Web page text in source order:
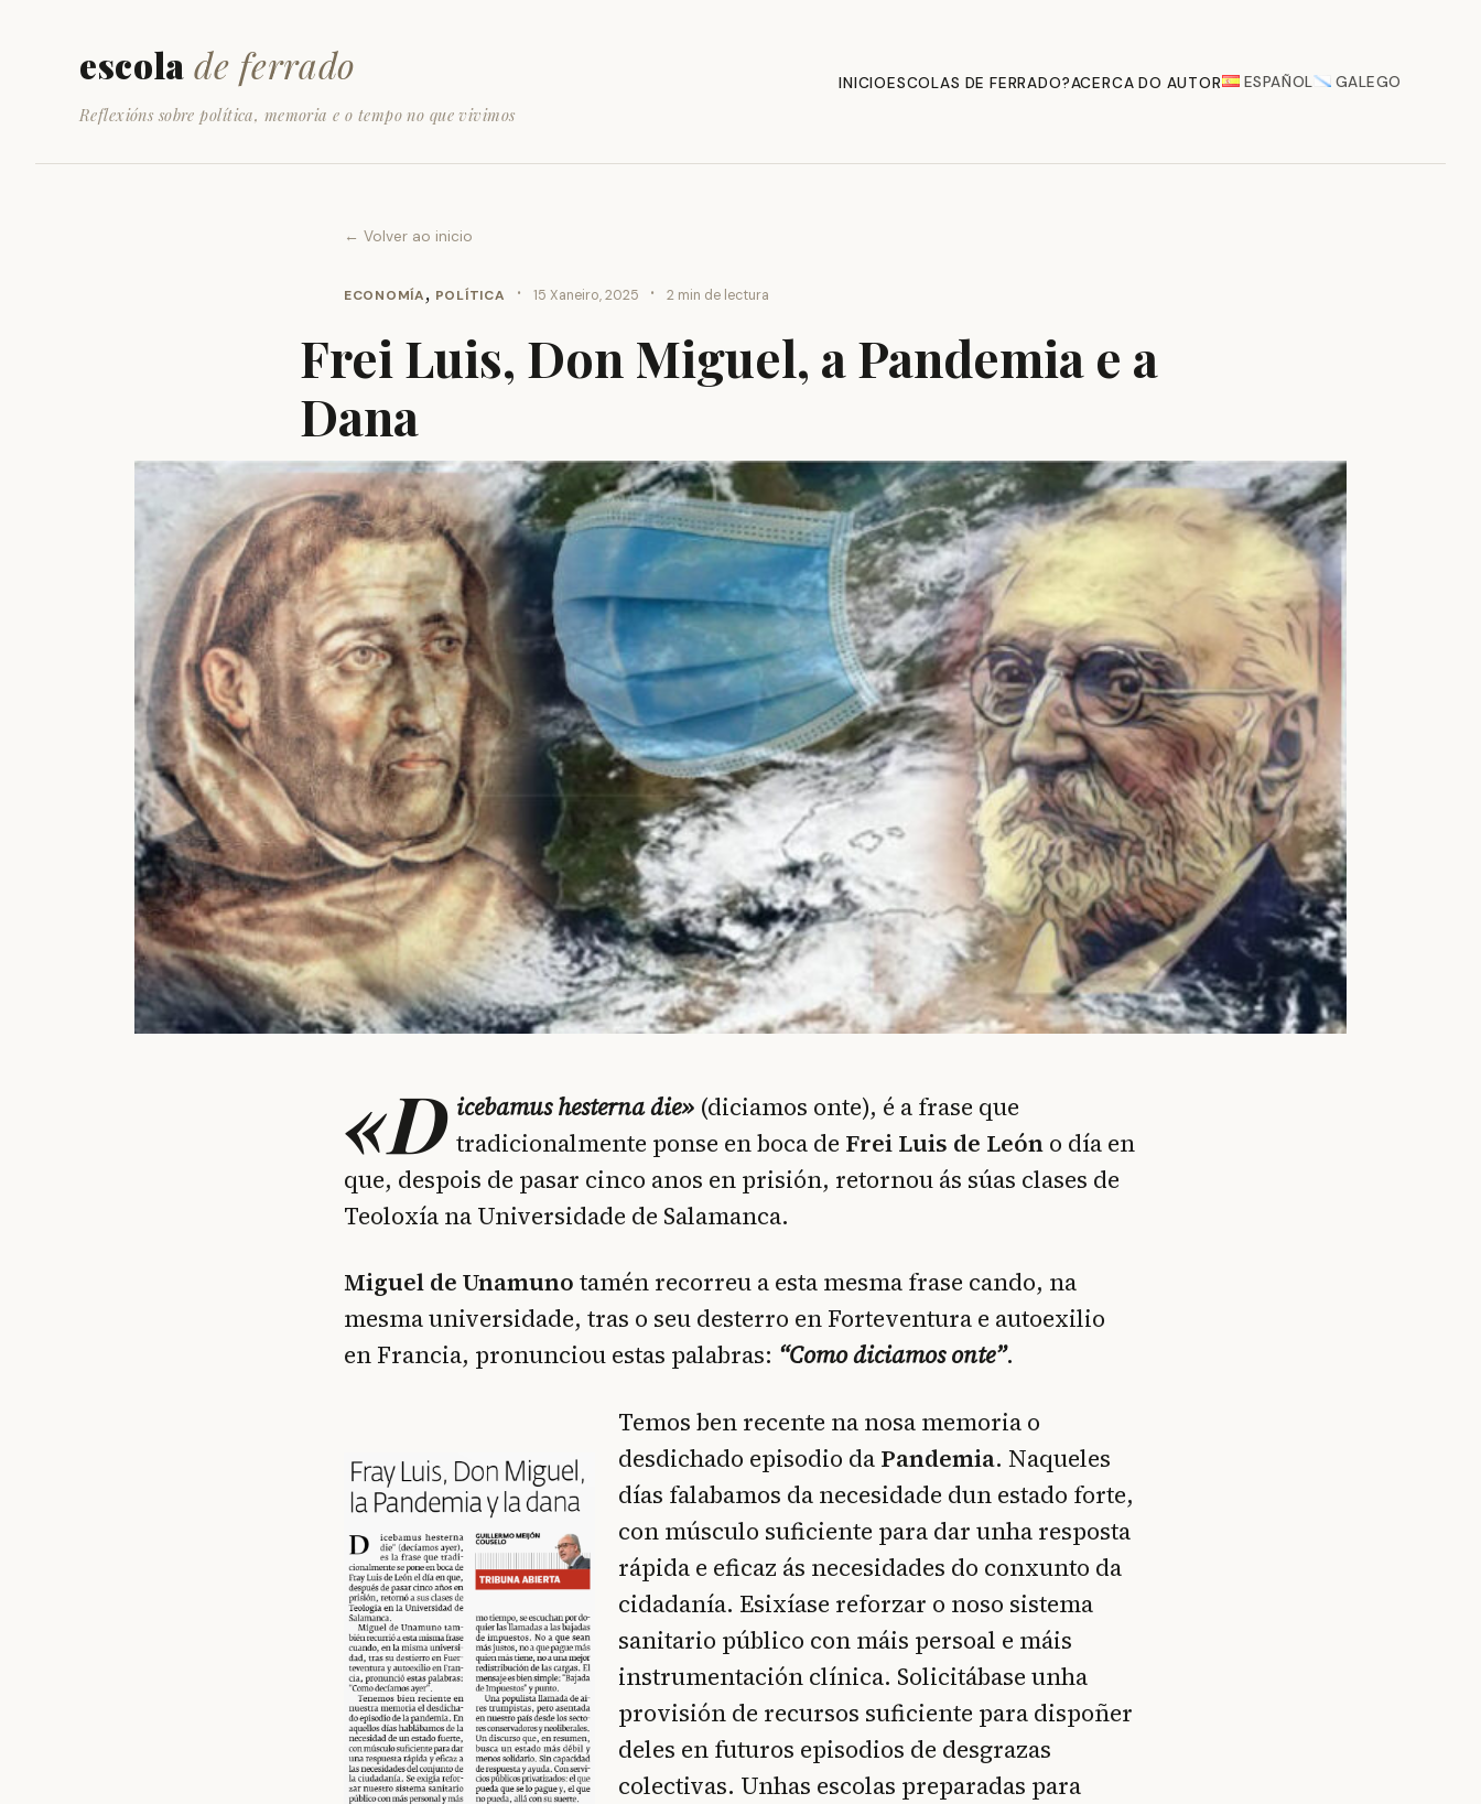
escola de ferrado
Reflexións sobre política, memoria e o tempo no que vivimos
INICIOESCOLAS DE FERRADO?ACERCA DO AUTOR ESPAÑOL GALEGO
← Volver ao inicio
ECONOMÍA, POLÍTICA · 15 Xaneiro, 2025 · 2 min de lectura
Frei Luis, Don Miguel, a Pandemia e a
Dana
«D icebamus hesterna die» (diciamos onte), é a frase que
tradicionalmente ponse en boca de Frei Luis de León o día en
que, despois de pasar cinco anos en prisión, retornou ás súas clases de
Teoloxía na Universidade de Salamanca.
Miguel de Unamuno tamén recorreu a esta mesma frase cando, na
mesma universidade, tras o seu desterro en Forteventura e autoexilio
en Francia, pronunciou estas palabras: “Como diciamos onte”.
Temos ben recente na nosa memoria o
desdichado episodio da Pandemia. Naqueles
días falabamos da necesidade dun estado forte,
con músculo suficiente para dar unha resposta
rápida e eficaz ás necesidades do conxunto da
cidadanía. Esixíase reforzar o noso sistema
sanitario público con máis persoal e máis
instrumentación clínica. Solicitábase unha
provisión de recursos suficiente para dispoñer
deles en futuros episodios de desgrazas
colectivas. Unhas escolas preparadas para